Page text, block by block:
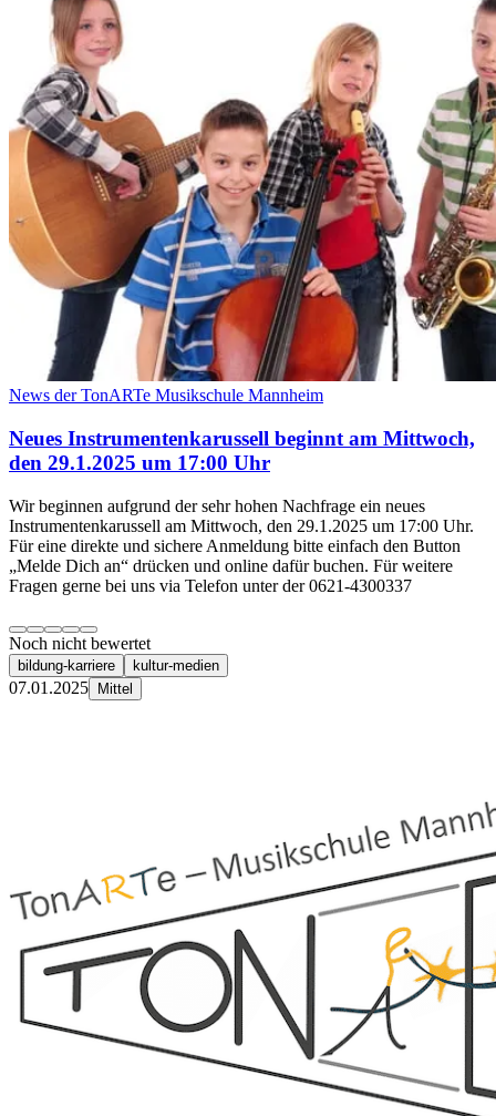
News der TonARTe Musikschule Mannheim
Neues Instrumentenkarussell beginnt am Mittwoch,
den 29.1.2025 um 17:00 Uhr
Wir beginnen aufgrund der sehr hohen Nachfrage ein neues
Instrumentenkarussell am Mittwoch, den 29.1.2025 um 17:00 Uhr.
Für eine direkte und sichere Anmeldung bitte einfach den Button
„Melde Dich an“ drücken und online dafür buchen. Für weitere
Fragen gerne bei uns via Telefon unter der 0621-4300337
Noch nicht bewertet
bildung-karriere kultur-medien
07.01.2025 Mittel